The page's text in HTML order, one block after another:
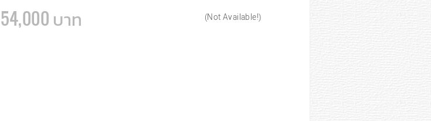
54,000 บาท (Not Available!)